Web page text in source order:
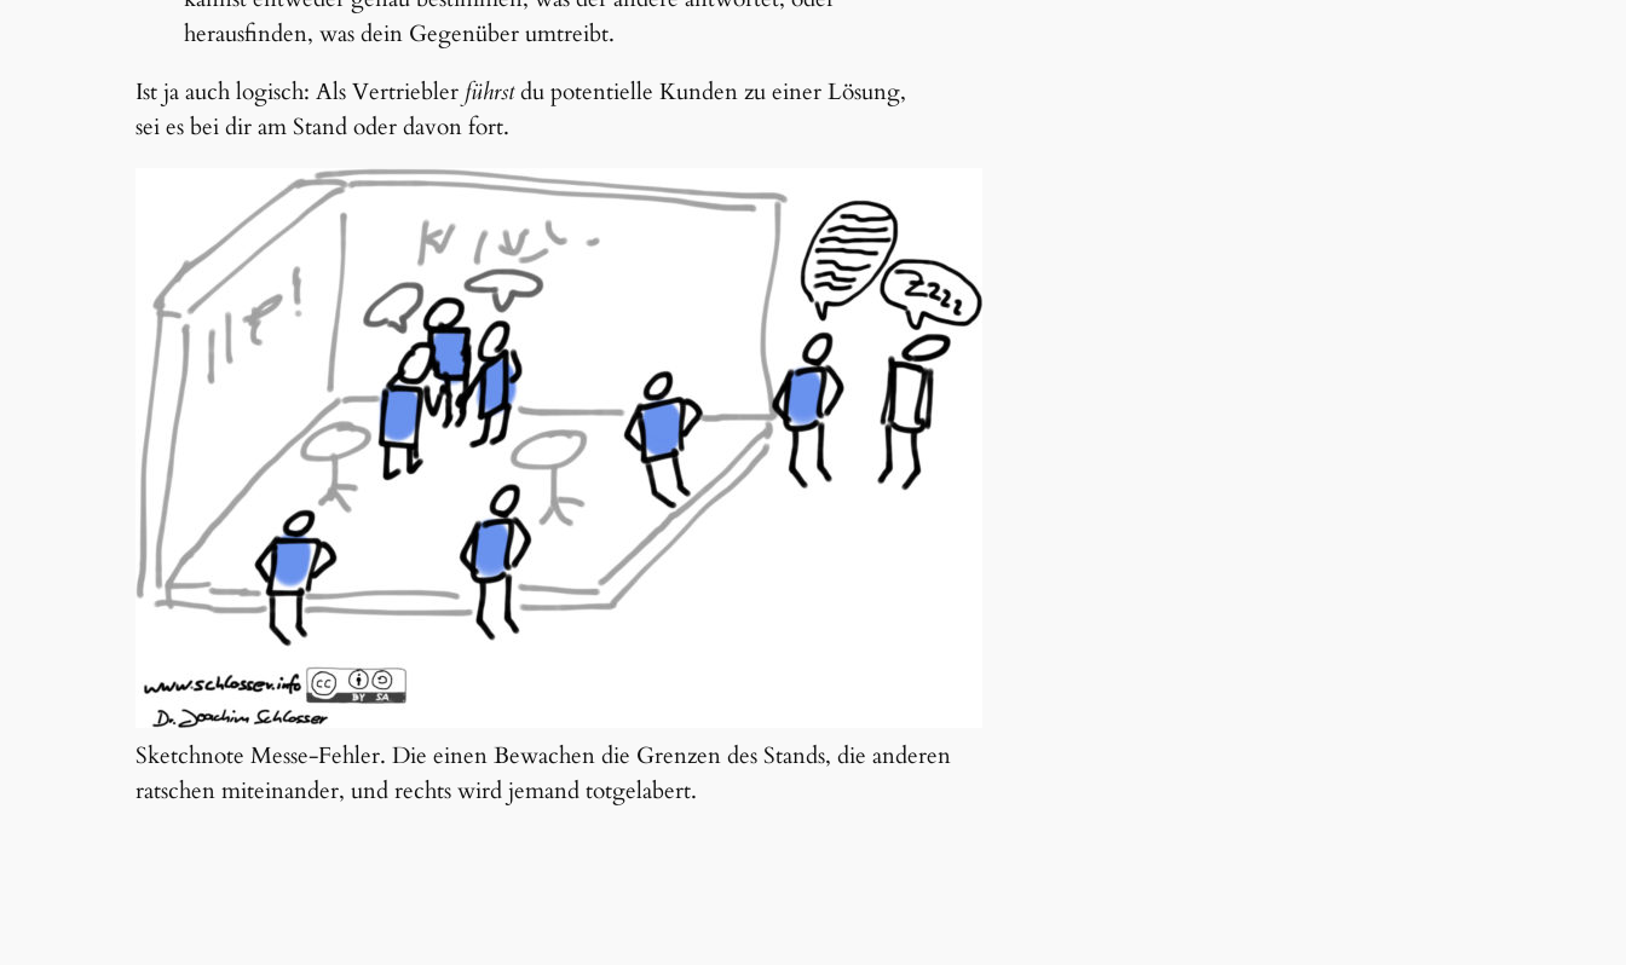
herausfinden, was dein Gegenüber umtreibt.
Ist ja auch logisch: Als Vertriebler führstdu potentielle Kunden zu einer Lösung,
sei es bei dir am Stand oder davon fort.
Sketchnote Messe-Fehler. Die einen Bewachen die Grenzen des Stands, die anderen
ratschen miteinander, und rechts wird jemand totgelabert.